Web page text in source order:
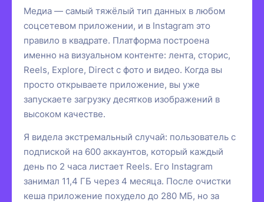
Медиа — самый тяжёлый тип данных в любом
соцсетевом приложении, и в Instagram это
правило в квадрате. Платформа построена
именно на визуальном контенте: лента, сторис,
Reels, Explore, Direct с фото и видео. Когда вы
просто открываете приложение, вы уже
запускаете загрузку десятков изображений в
высоком качестве.
Я видела экстремальный случай: пользователь с
подпиской на 600 аккаунтов, который каждый
день по 2 часа листает Reels. Его Instagram
занимал 11,4 ГБ через 4 месяца. После очистки
кеша приложение похудело до 280 МБ, но за